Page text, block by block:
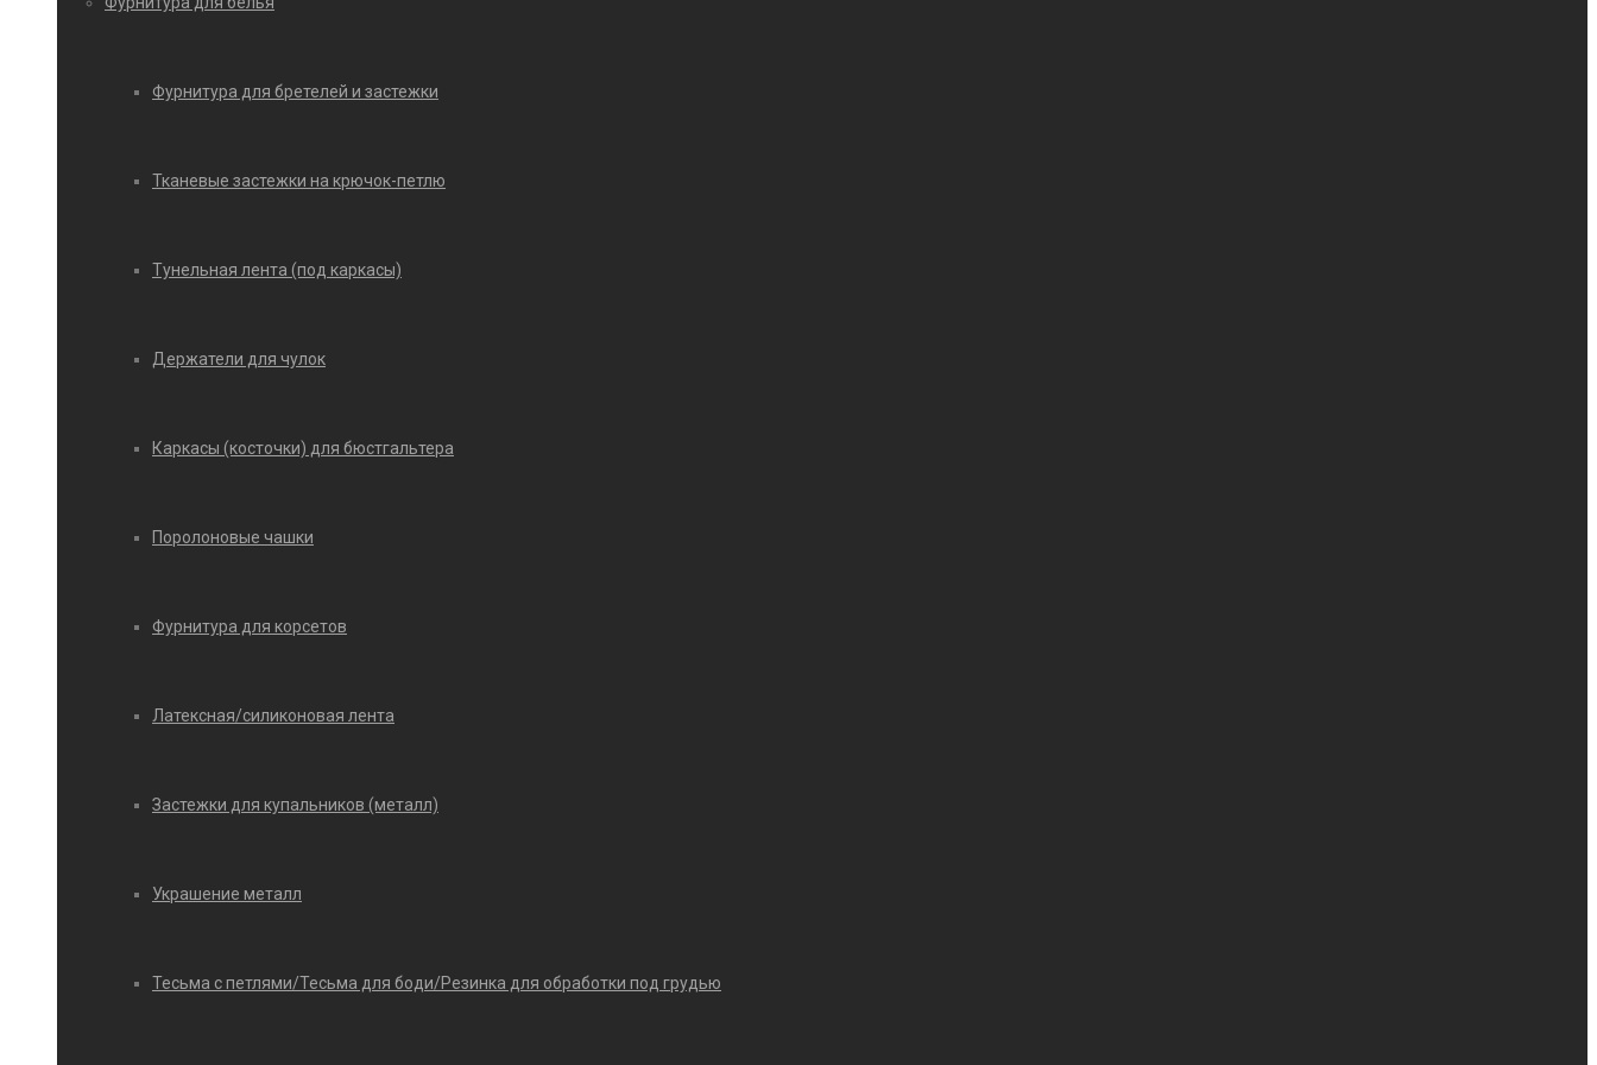
Фурнитура для бретелей и застежки
Тканевые застежки на крючок-петлю
Тунельная лента (под каркасы)
Держатели для чулок
Каркасы (косточки) для бюстгальтера
Поролоновые чашки
Фурнитура для корсетов
Латексная/силиконовая лента
Застежки для купальников (металл)
Украшение металл
Тесьма с петлями/Тесьма для боди/Резинка для обработки под грудью